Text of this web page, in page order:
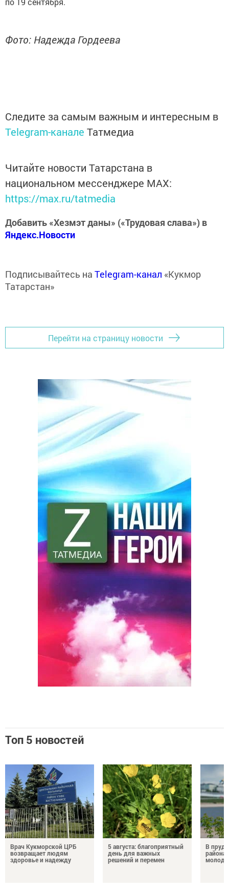
Фото: Надежда Гордеева
Следите за самым важным и интересным в
Telegram-канале Татмедиа
Читайте новости Татарстана в
национальном мессенджере MАХ:
https://max.ru/tatmedia
Добавить «Хезмэт даны» («Трудовая слава») в
Яндекс.Новости
Подписывайтесь на Telegram-канал «Кукмор
Татарстан»
Перейти на страницу новости
Топ 5 новостей
Врач Кукморской ЦРБ
возвращает людям
здоровье и надежду
5 августа: благоприятный
день для важных
решений и перемен
В
района